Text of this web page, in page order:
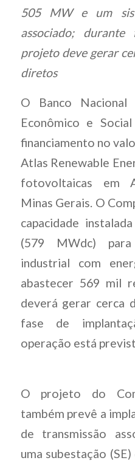
505 MW e um
associado; durante
projeto deve gerar
diretos
O Banco Nacional
Econômico e
financiamento no
Atlas Renewable
fotovoltaicas em
Minas Gerais. O
capacidade
(579 MWdc)
industrial com
abastecer 569 mil
deverá gerar cerca
fase de
operação está
O projeto do
também prevê a
de transmissão
uma subestação